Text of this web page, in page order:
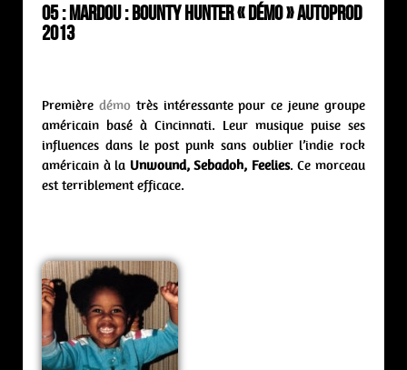
05 : Mardou : bounty hunter « démo » Autoprod
2013
Première démo très intéressante pour ce jeune groupe
américain basé à Cincinnati. Leur musique puise ses
influences dans le post punk sans oublier l’indie rock
américain à la Unwound, Sebadoh, Feelies. Ce morceau
est terriblement efficace.